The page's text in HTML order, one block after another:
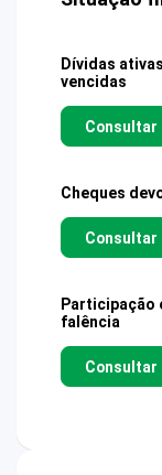
Dívidas
vencidas
Consultar
Cheques
Consultar
Participação
falência
Consultar